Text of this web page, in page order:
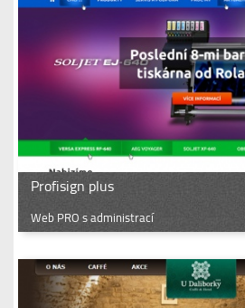
Profisign plus
Web PRO s administrací